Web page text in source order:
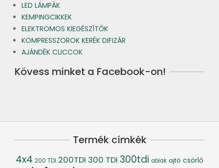
LED LÁMPÁK
KEMPINGCIKKEK
ELEKTROMOS KIEGÉSZÍTŐK
KOMPRESSZOROK KERÉK DIFIZÁR
AJÁNDÉK CUCCOK
Kövess minket a Facebook-on!
Termék címkék
4x4 200 TDI 200TDI 300 TDI 300tdi ablak ajtó csörlő